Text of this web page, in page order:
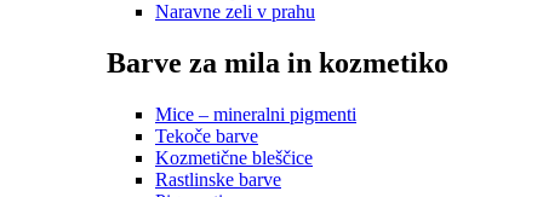
Naravne zeli v prahu
Barve za mila in kozmetiko
Mice – mineralni pigmenti
Tekoče barve
Kozmetične bleščice
Rastlinske barve